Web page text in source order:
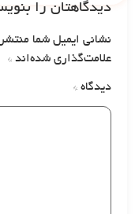
دیدگاهتان را
نشانی ایمیل شما
علامت‌گذاری شده‌اند *
دیدگاه *